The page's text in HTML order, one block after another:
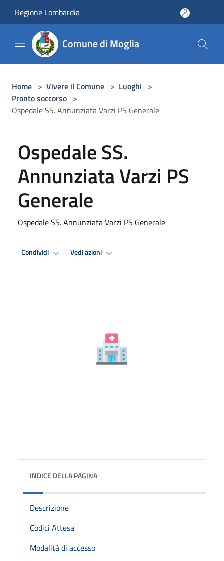
Regione Lombardia
Comune di Moglia
Home > Vivere il Comune > Luoghi >
Pronto soccorso >
Ospedale SS. Annunziata Varzi PS Generale
Ospedale SS.
Annunziata Varzi PS
Generale
Ospedale SS. Annunziata Varzi PS Generale
Condividi Vedi azioni
INDICE DELLA PAGINA
Descrizione
Codici Attesa
Modalità di accesso